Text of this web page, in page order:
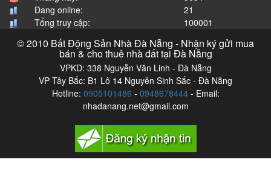
Đang online:
21
Tổng truy cập:
100001
© 2010 Bất Động Sản Nhà Đà Nẵng - Nhận ký gửi mua
bán & cho thuê nhà đất tại Đà Nẵng
VPKD: 338 Nguyễn Văn Linh - Đà Nẵng
VP Tây Bắc: B1 Lô 14 Nguyễn Sinh Sắc - Đà Nẵng
Hotline: 0905101486 - 0948678444- Email:
nhadanang.net@gmail.com